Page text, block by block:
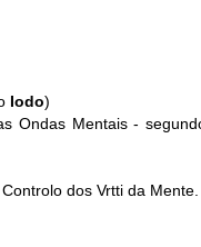
Iodo)
Ondas Mentais -
dos Vrtti da Mente.